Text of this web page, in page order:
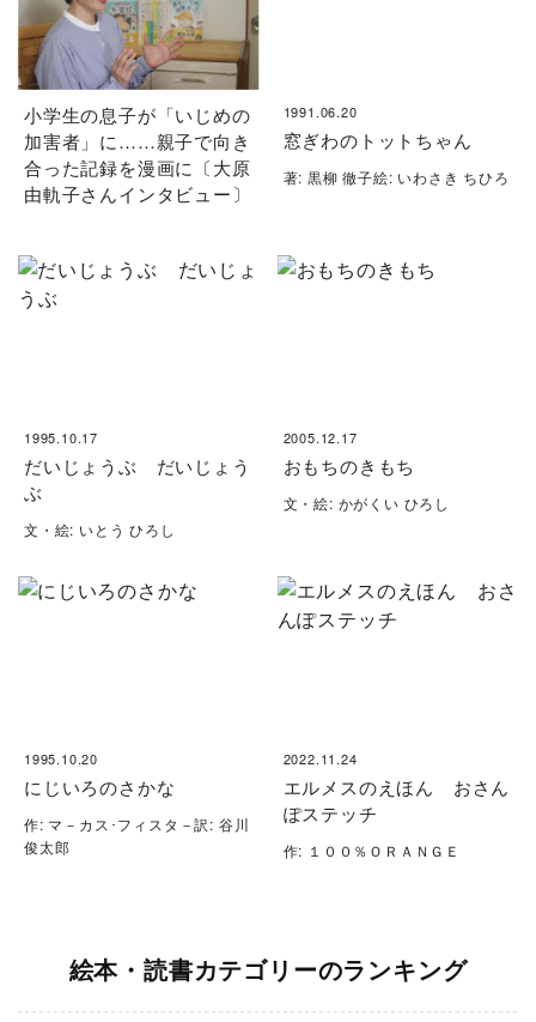
小学生の息子が「いじめの
加害者」に……親子で向き
合った記録を漫画に〔大原
由軌子さんインタビュー〕
1991.06.20
窓ぎわのトットちゃん
著: 黒柳 徹子絵: いわさき ちひろ
1995.10.17
だいじょうぶ だいじょう
ぶ
文・絵: いとう ひろし
2005.12.17
おもちのきもち
文・絵: かがくい ひろし
1995.10.20
にじいろのさかな
作: マ－カス･フィスタ－訳: 谷川
俊太郎
2022.11.24
エルメスのえほん おさん
ぽステッチ
作: １００％ＯＲＡＮＧＥ
絵本・読書カテゴリーのランキング